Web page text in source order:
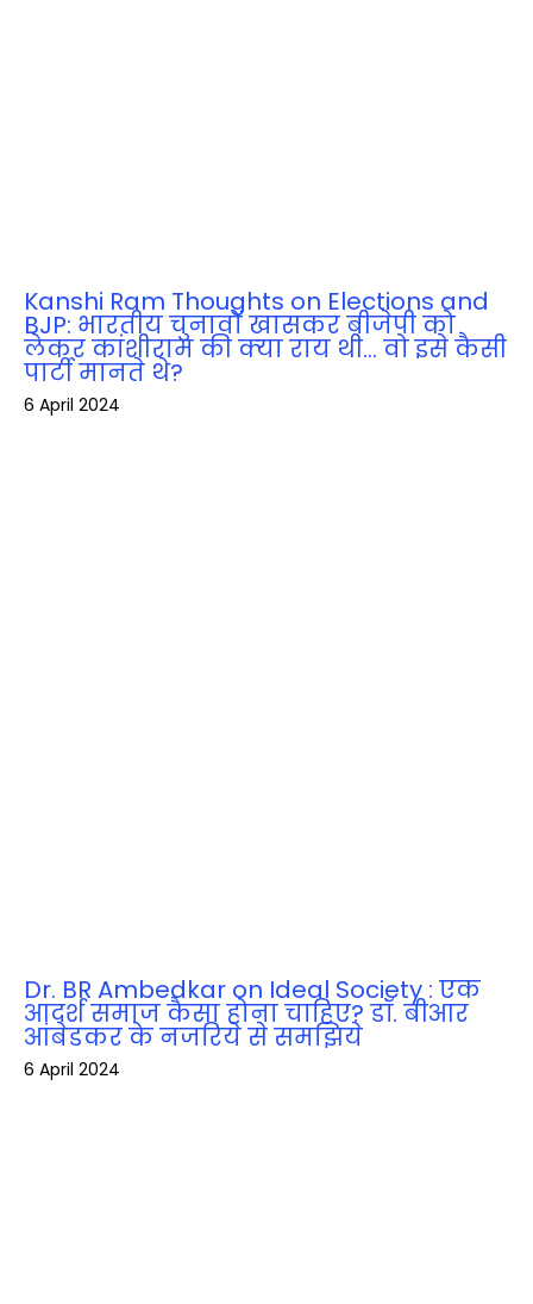
Kanshi Ram Thoughts on Elections and
BJP: भारतीय चुनावों खासकर बीजेपी को
लेकर कांशीराम की क्‍या राय थी… वो इसे कैसी
पार्टी मानते थे?
6 April 2024
Dr. BR Ambedkar on Ideal Society : एक
आदर्श समाज कैसा होना चाहिए? डॉ. बीआर
आंबेडकर के नजरिये से समझिये
6 April 2024